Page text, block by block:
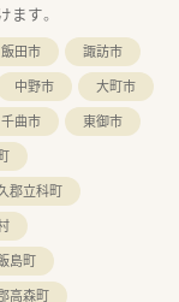
す。
飯田市
諏訪市
中野市
大町市
千曲市
東御市
郡立科町
島町
高森町